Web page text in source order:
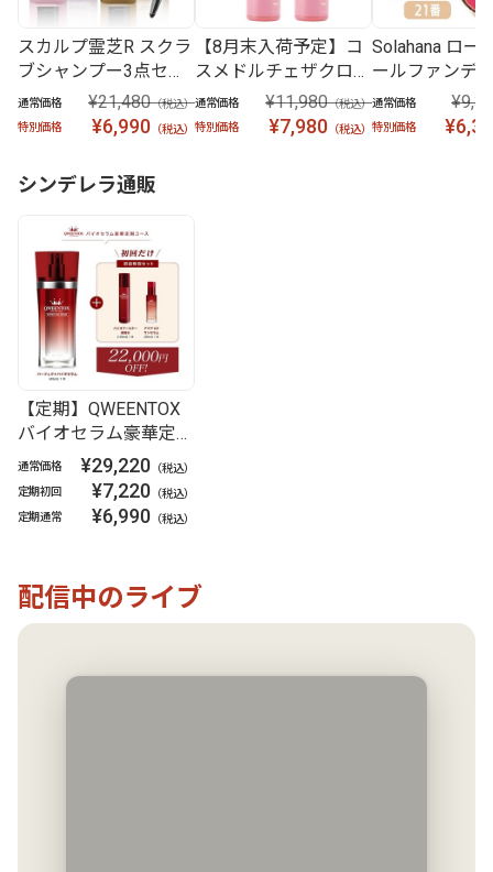
スカルプ霊芝R スクラ
ブシャンプー3点セッ
ト
通常価格 ¥21,480（税込）
特別価格
¥6,990（税込）
【8月末入荷予定】コ
スメドルチェザクロの
実 2本セット
通常価格 ¥11,980（税込）
特別価格
¥7,980（税込）
Solahana ロー
ールファンデ
21番
通常価格
特別価格
シンデレラ通販
【定期】QWEENTOX
バイオセラム豪華定期
コース
通常価格 ¥29,220（税込）
定期初回
¥7,220（税込）
定期通常
¥6,990（税込）
配信中のライブ